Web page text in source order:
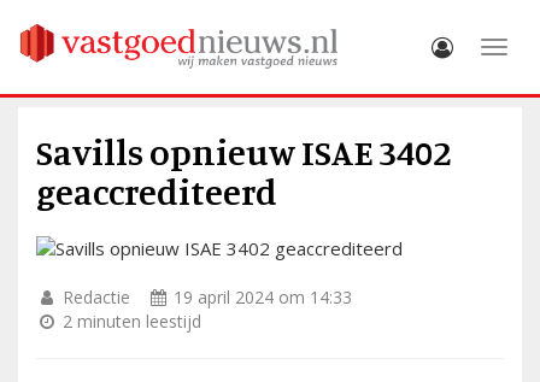
Savills opnieuw ISAE 3402
geaccrediteerd
Redactie
19 april 2024 om 14:33
2 minuten leestijd